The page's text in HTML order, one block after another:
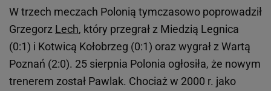
W trzech meczach Polonią tymczasowo poprowadził
Grzegorz Lech, który przegrał z Miedzią Legnica
(0:1) i Kotwicą Kołobrzeg (0:1) oraz wygrał z Wartą
Poznań (2:0). 25 sierpnia Polonia ogłosiła, że nowym
trenerem został Pawlak. Chociaż w 2000 r. jako